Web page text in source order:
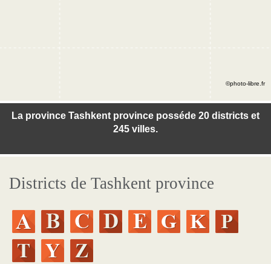
La province Tashkent province posséde 20 districts et
245 villes.
©photo-libre.fr
Districts de Tashkent province